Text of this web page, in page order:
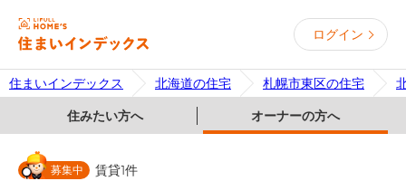
ログイン
住まいインデックス 北海道の住宅 札幌市東区の住宅
住みたい方へ オーナーの方へ
募集中 賃貸1件